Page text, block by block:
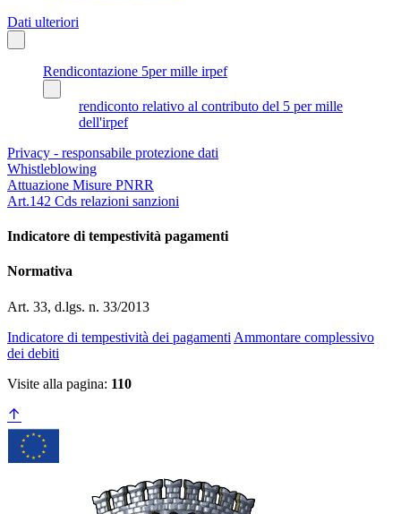
Dati ulteriori
Rendicontazione 5per mille irpef
rendiconto relativo al contributo del 5 per mille
dell'irpef
Privacy - responsabile protezione dati
Whistleblowing
Attuazione Misure PNRR
Art.142 Cds relazioni sanzioni
Indicatore di tempestività pagamenti
Normativa
Art. 33, d.lgs. n. 33/2013
Indicatore di tempestività dei pagamenti Ammontare complessivo
dei debiti
Visite alla pagina: 110